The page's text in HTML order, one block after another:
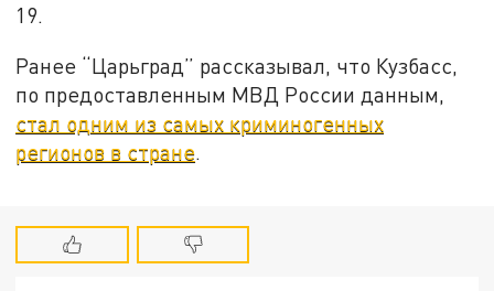
19.
Ранее “Царьград” рассказывал, что Кузбасс,
по предоставленным МВД России данным,
стал одним из самых криминогенных
регионов в стране